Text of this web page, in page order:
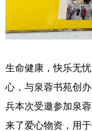
生命健康，快乐无
心，与泉蓉书苑创
兵本次受邀参加泉
来了爱心物资，用于